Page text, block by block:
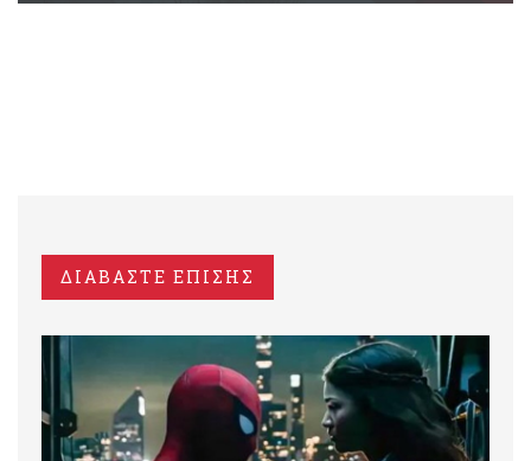
ΔΙΑΒΑΣΤΕ ΕΠΙΣΗΣ